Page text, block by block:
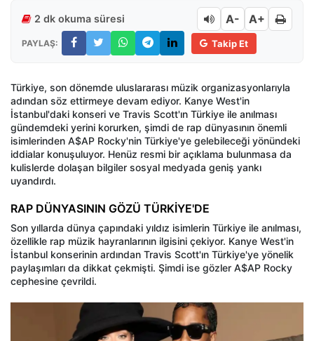
2 dk okuma süresi A- A+
PAYLAŞ: Takip Et
Türkiye, son dönemde uluslararası müzik organizasyonlarıyla
adından söz ettirmeye devam ediyor. Kanye West'in
İstanbul'daki konseri ve Travis Scott'ın Türkiye ile anılması
gündemdeki yerini korurken, şimdi de rap dünyasının önemli
isimlerinden A$AP Rocky'nin Türkiye'ye gelebileceği yönündeki
iddialar konuşuluyor. Henüz resmi bir açıklama bulunmasa da
kulislerde dolaşan bilgiler sosyal medyada geniş yankı
uyandırdı.
RAP DÜNYASININ GÖZÜ TÜRKİYE'DE
Son yıllarda dünya çapındaki yıldız isimlerin Türkiye ile anılması,
özellikle rap müzik hayranlarının ilgisini çekiyor. Kanye West'in
İstanbul konserinin ardından Travis Scott'ın Türkiye'ye yönelik
paylaşımları da dikkat çekmişti. Şimdi ise gözler A$AP Rocky
cephesine çevrildi.